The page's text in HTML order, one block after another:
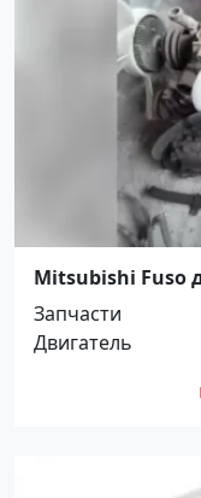
Mitsubishi Fuso
Краснодар
Запчасти
Двигатель